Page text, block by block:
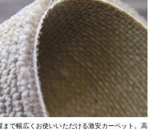
まで幅広くお使いいただける激安カーペット。高